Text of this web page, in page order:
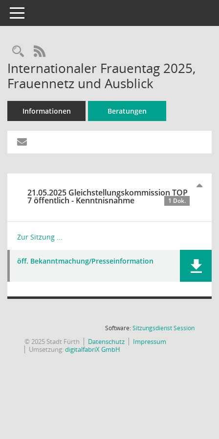
Toggle navigation
Rechercheauswahl
RSS-Feed
Internationaler Frauentag 2025,
Frauennetz und Ausblick
Informationen Beratungen
21.05.2025 Gleichstellungskommission TOP
7 öffentlich - Kenntnisnahme 1 Dok.
Zur Sitzung ...
öff. Bekanntmachung/Presseinformation
Software:SitzungsdienstSession(Wird in
© 2025 Stadt Fürth Datenschutz
Impressum
Umsetzung:digitalfabriX GmbH